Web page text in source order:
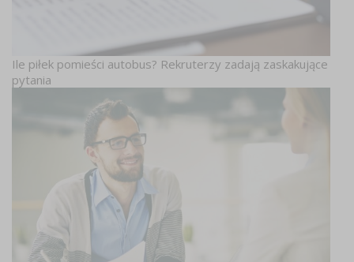
Ile piłek pomieści autobus? Rekruterzy zadają zaskakujące
pytania